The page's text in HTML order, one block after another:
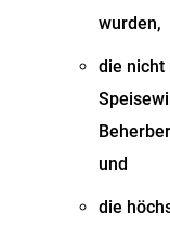
wurden,
die nicht
und
die